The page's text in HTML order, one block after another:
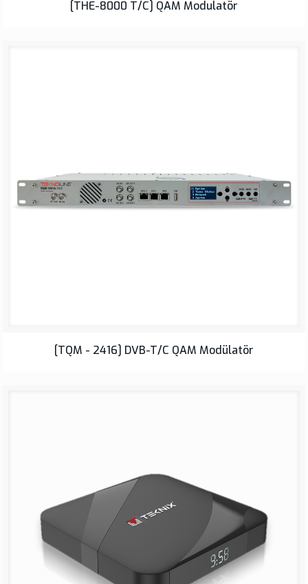
[THE-8000 T/C] QAM Modulatör
[TQM - 2416] DVB-T/C QAM Modülatör